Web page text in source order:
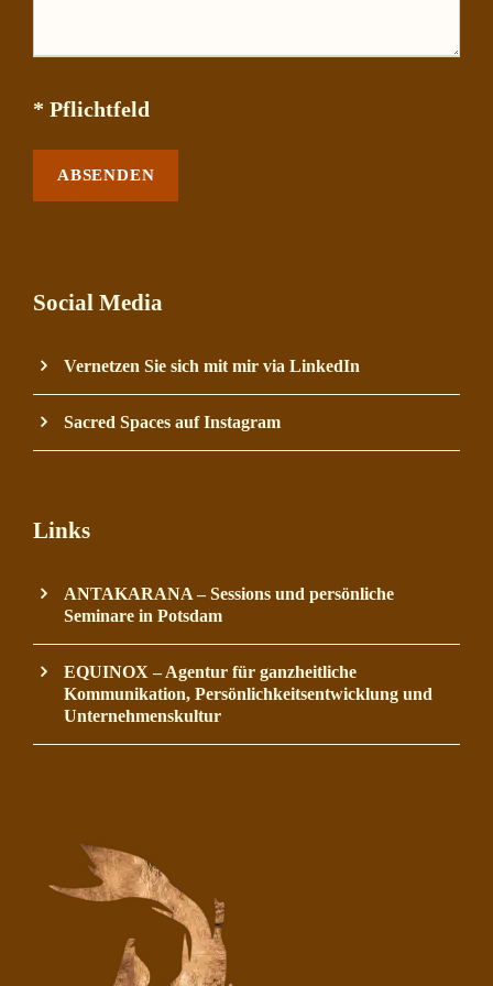
* Pflichtfeld
Social Media
Vernetzen Sie sich mit mir via LinkedIn
Sacred Spaces auf Instagram
Links
ANTAKARANA – Sessions und persönliche
Seminare in Potsdam
EQUINOX – Agentur für ganzheitliche
Kommunikation, Persönlichkeitsentwicklung und
Unternehmenskultur